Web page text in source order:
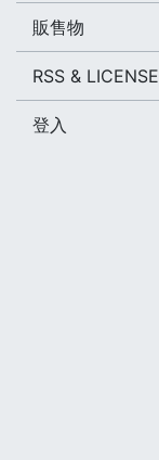
販售物
RSS & LICENSE
登入